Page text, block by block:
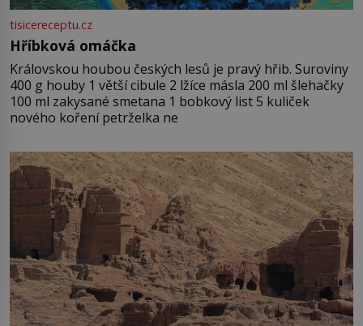
tisicereceptu.cz
Hříbková omáčka
Královskou houbou českých lesů je pravý hřib. Suroviny
400 g houby 1 větší cibule 2 lžíce másla 200 ml šlehačky
100 ml zakysané smetana 1 bobkový list 5 kuliček
nového koření petrželka ne